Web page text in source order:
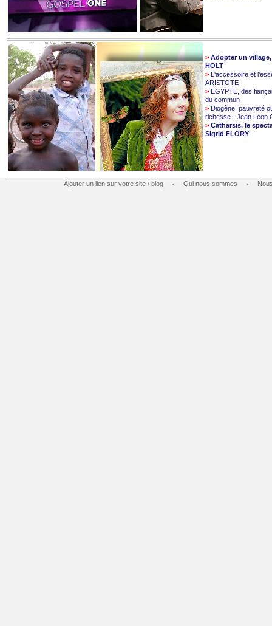
> Adopter un
HOLT
> L'accessoire et
ARISTOTE
> EGYPTE, des
du commun
> Diogène, pauvreté
richesse - Jean Léon
> Catharsis, le
Sigrid FLORY
Ajouter un lien sur votre site / blog - Qui nous sommes -